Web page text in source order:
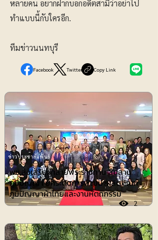
หลายคน อยากฝากบอกอดีตสามีว่าอย่าไป
ทำแบบนี้กับใครอีก.
ทีมข่าวนนทบุรี
Facebook Twitter Copy Link
พช.ส่งเสริมผ้าลายพระราชทาน สืบสาน
ภูมิปัญญา ยกระดับการพัฒนาผลิตภัณฑ์
ภูมิปัญญาผ้าไทยและงานหัตถกรรม
2
ข่าวประชาสัมพันธ์